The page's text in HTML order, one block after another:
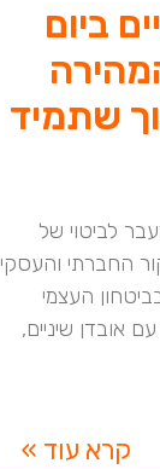
ביום
שתמיד
לביטוי של
החברתי והעסקי
העצמי
אובדן שיניים,
קרא עוד »